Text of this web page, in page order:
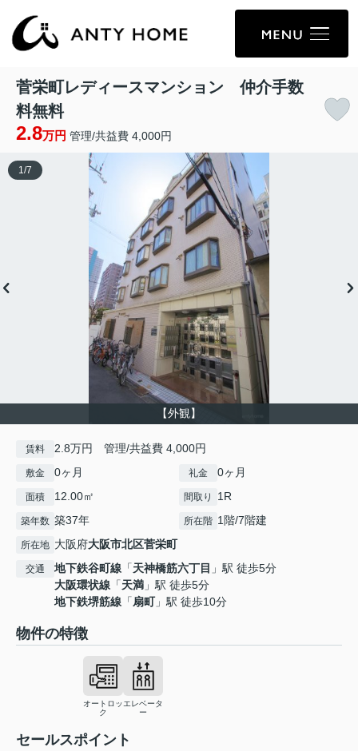
菅栄町レディースマンション 仲介手数
料無料
2.8万円 管理/共益費 4,000円
【外観】
1 /7
賃料 2.8万円 管理/共益費 4,000円
敷金 0ヶ月 礼金 0ヶ月
面積 12.00㎡ 間取り 1R
築年数 築37年 所在階 1階/7階建
所在地 大阪府大阪市北区菅栄町
交通 地下鉄谷町線 「天神橋筋六丁目 」駅 徒歩5分
大阪環状線 「天満 」駅 徒歩5分
地下鉄堺筋線 「扇町」駅 徒歩10分
物件の特徴
オートロッ
ク
エレベータ
ー
セールスポイント